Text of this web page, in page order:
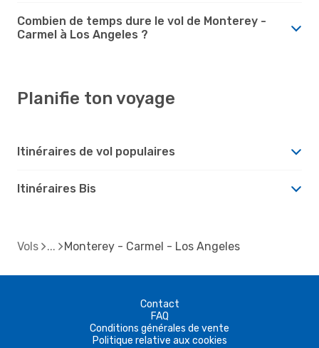
Combien de temps dure le vol de Monterey -
Carmel à Los Angeles ?
Planifie ton voyage
Itinéraires de vol populaires
Itinéraires Bis
Vols Monterey - Carmel - Los Angeles
Contact
FAQ
Conditions générales de vente
Politique relative aux cookies